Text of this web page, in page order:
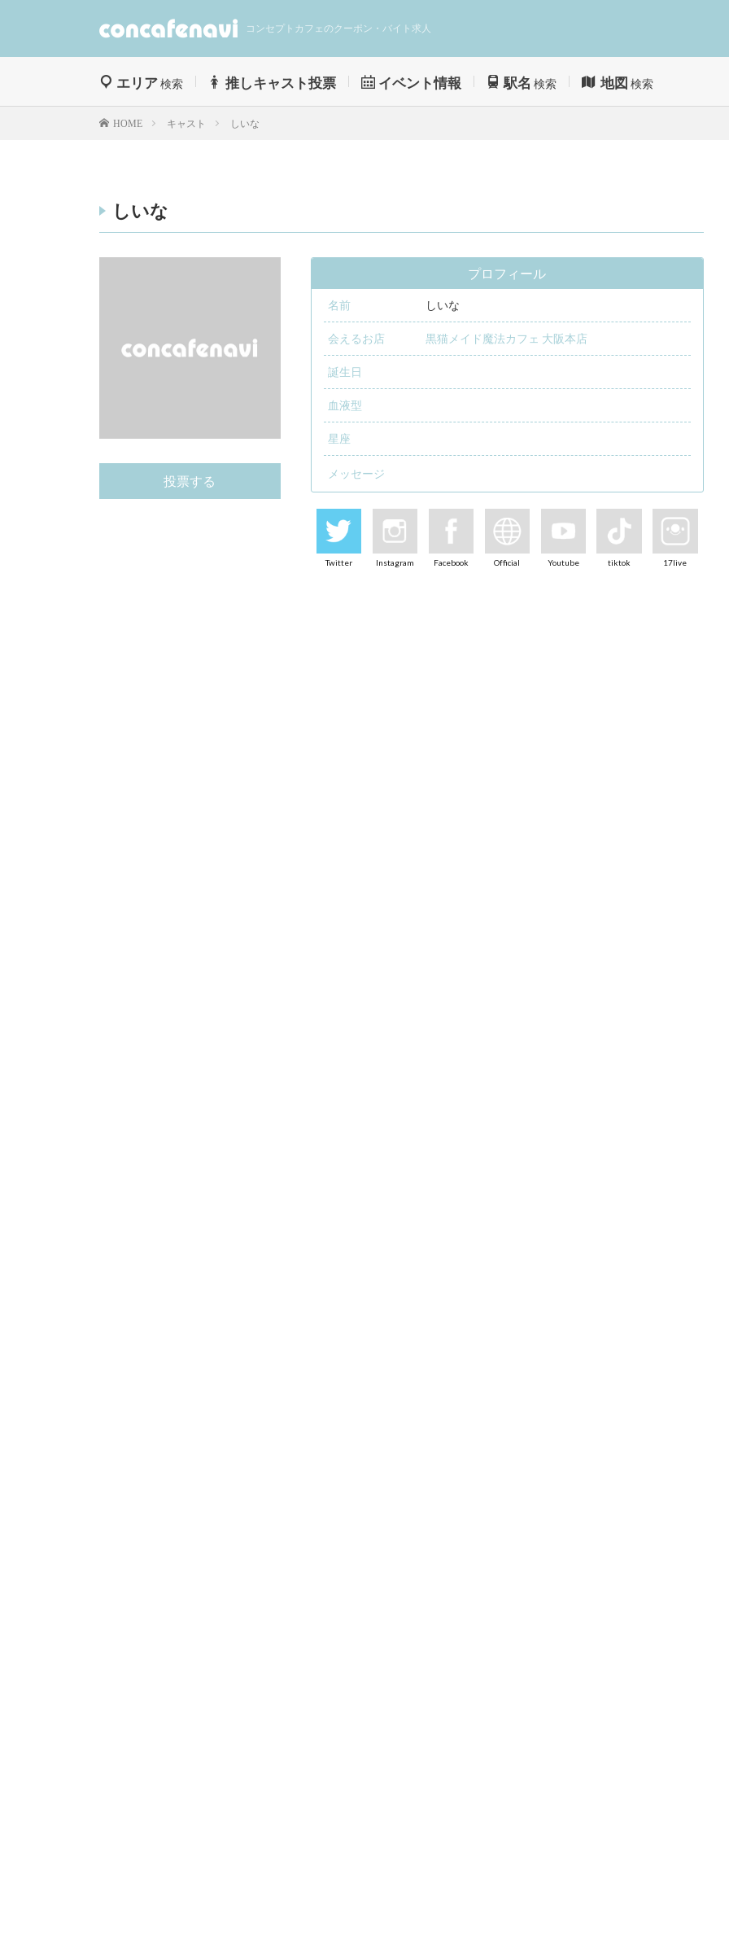
コンセプトカフェのクーポン・バイト求人
エリア検索 推しキャスト投票 イベント情報 駅名 検索 地図 検索
HOME キャスト しいな
しいな
投票する
プロフィール
名前 しいな
会えるお店 黒猫メイド魔法カフェ 大阪本店
誕生日
血液型
星座
メッセージ
Twitter Instagram Facebook Official Youtube tiktok 17live